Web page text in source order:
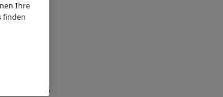
Standorte
Ihre
finden